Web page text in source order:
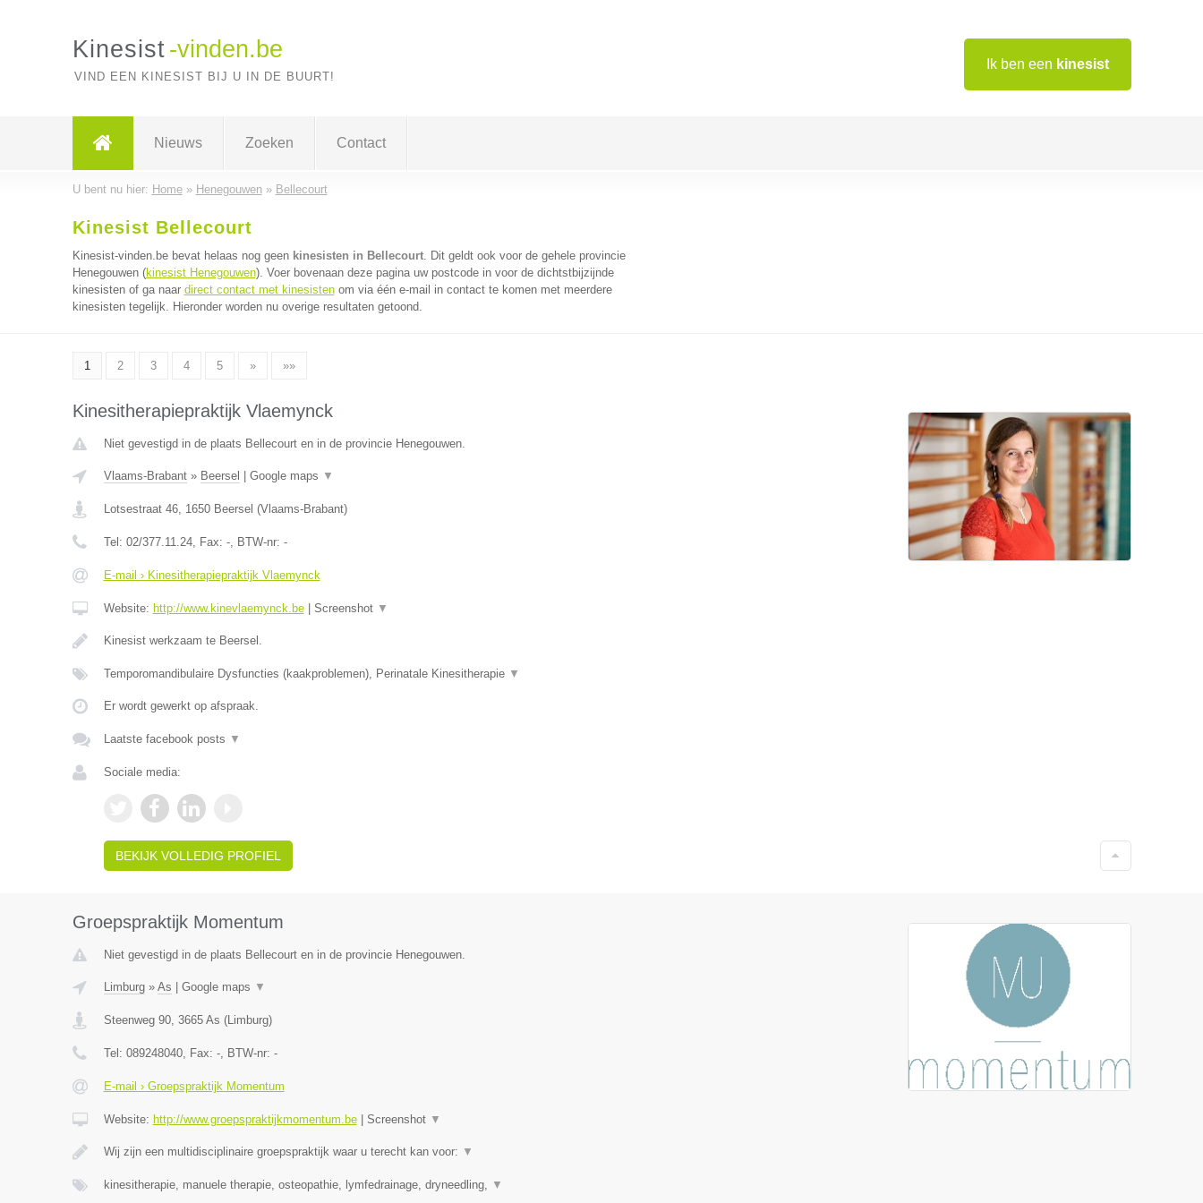
Ik ben een kinesist
Kinesist -vinden.be
VIND EEN KINESIST BIJ U IN DE BUURT!
Nieuws Zoeken Contact
U bent nu hier: Home» Henegouwen» Bellecourt
Kinesist Bellecourt
Kinesist-vinden.be bevat helaas nog geen kinesisten in Bellecourt. Dit geldt ook voor de gehele provincie
Henegouwen (kinesist Henegouwen). Voer bovenaan deze pagina uw postcode in voor de dichtstbijzijnde
kinesisten of ga naar direct contact met kinesistenom via één e-mail in contact te komen met meerdere
kinesisten tegelijk. Hieronder worden nu overige resultaten getoond.
1 2 3 4 5 » »»
Kinesitherapiepraktijk Vlaemynck
Niet gevestigd in de plaats Bellecourt en in de provincie Henegouwen.
Vlaams-Brabant» Beersel Google maps ▼
Lotsestraat 46, 1650 Beersel (Vlaams-Brabant)
Tel: 02/377.11.24, Fax: -, BTW-nr: -
E-mail › Kinesitherapiepraktijk Vlaemynck
Website: http://www.kinevlaemynck.be| Screenshot ▼
Kinesist werkzaam te Beersel.
Temporomandibulaire Dysfuncties (kaakproblemen), Perinatale Kinesitherapie ▼
Er wordt gewerkt op afspraak.
Laatste facebook posts ▼
Sociale media:
BEKIJK VOLLEDIG PROFIEL
Groepspraktijk Momentum
Niet gevestigd in de plaats Bellecourt en in de provincie Henegouwen.
Limburg» As Google maps ▼
Steenweg 90, 3665 As (Limburg)
Tel: 089248040, Fax: -, BTW-nr: -
E-mail › Groepspraktijk Momentum
Website: http://www.groepspraktijkmomentum.be| Screenshot ▼
Wij zijn een multidisciplinaire groepspraktijk waar u terecht kan voor: ▼
kinesitherapie, manuele therapie, osteopathie, lymfedrainage, dryneedling, ▼